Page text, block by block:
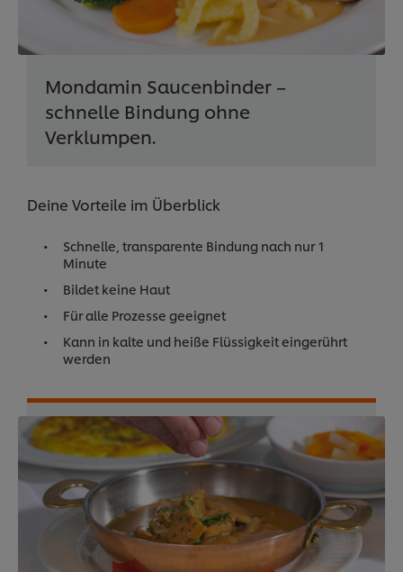
Mondamin Saucenbinder –
schnelle Bindung ohne
Verklumpen.
Deine Vorteile im Überblick
Schnelle, transparente Bindung nach nur 1
Minute
Bildet keine Haut
Für alle Prozesse geeignet
Kann in kalte und heiße Flüssigkeit eingerührt
werden